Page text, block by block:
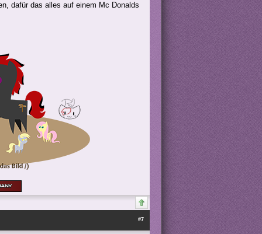
dafür das alles auf einem Mc Donalds
#7